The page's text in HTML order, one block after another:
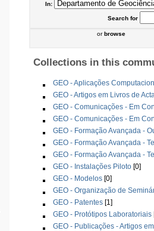
In:
Searchfor
orbrowse
Collections in this
GEO - Aplicações
GEO - Artigos em Livros de
GEO - Comunicações - Em
GEO - Comunicações - Em
GEO - Formação Avançada -
GEO - Formação Avançada -
GEO - Formação Avançada -
GEO - Instalações Piloto [0]
GEO - Modelos [0]
GEO - Organização de
GEO - Patentes [1]
GEO - Protótipos Laboratoriais
GEO - Publicações - Artigos